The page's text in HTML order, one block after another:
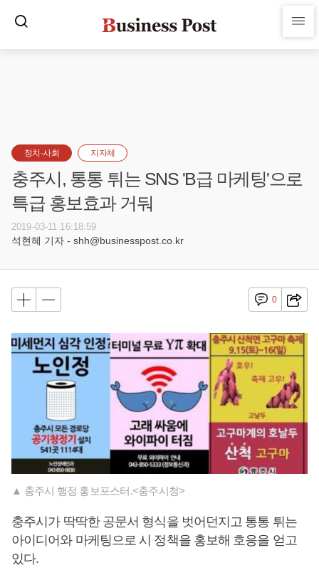
정치·사회 지자체
충주시, 통통 튀는 SNS 'B급 마케팅'으로
특급 홍보효과 거둬
2019-03-11 16:18:59
석현혜 기자 - shh@businesspost.co.kr
0
▲ 충주시 행정 홍보포스터.<충주시청>
충주시가 딱딱한 공문서 형식을 벗어던지고 통통 튀는
아이디어와 마케팅으로 시 정책을 홍보해 호응을 얻고
있다.